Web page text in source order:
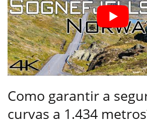
Como garantir a
curvas a 1.434